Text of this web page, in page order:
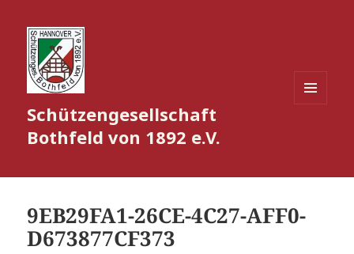
Schützengesellschaft
Bothfeld von 1892 e.V.
9EB29FA1-26CE-4C27-AFF0-
D673877CF373